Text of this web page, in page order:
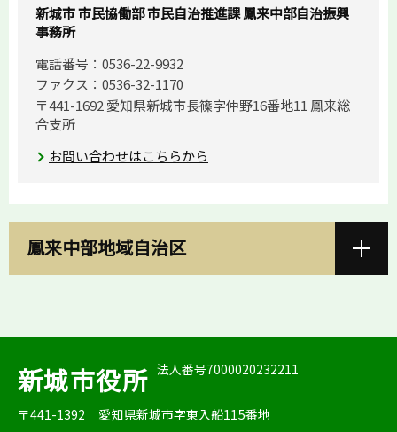
新城市 市民協働部 市民自治推進課 鳳来中部自治振興
事務所
電話番号：0536-22-9932
ファクス：0536-32-1170
〒441-1692 愛知県新城市長篠字仲野16番地11 鳳来総
合支所
お問い合わせはこちらから
鳳来中部地域自治区
新城市役所 法人番号7000020232211
〒441-1392
愛知県新城市字東入船115番地